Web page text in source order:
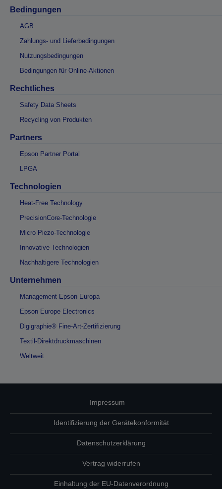
Bedingungen
AGB
Zahlungs- und Lieferbedingungen
Nutzungsbedingungen
Bedingungen für Online-Aktionen
Rechtliches
Safety Data Sheets
Recycling von Produkten
Partners
Epson Partner Portal
LPGA
Technologien
Heat-Free Technology
PrecisionCore-Technologie
Micro Piezo-Technologie
Innovative Technologien
Nachhaltigere Technologien
Unternehmen
Management Epson Europa
Epson Europe Electronics
Digigraphie® Fine-Art-Zertifizierung
Textil-Direktdruckmaschinen
Weltweit
Impressum
Identifizierung der Gerätekonformität
Datenschutzerklärung
Vertrag widerrufen
Einhaltung der EU-Datenverordnung